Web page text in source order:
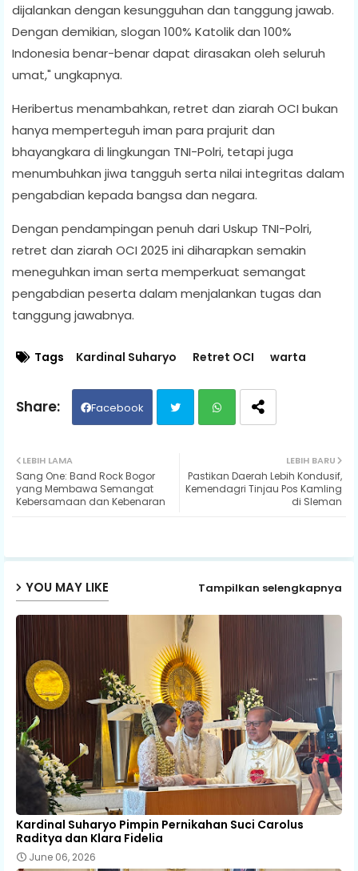
dijalankan dengan kesungguhan dan tanggung jawab.
Dengan demikian, slogan 100% Katolik dan 100%
Indonesia benar-benar dapat dirasakan oleh seluruh
umat," ungkapnya.
Heribertus menambahkan, retret dan ziarah OCI bukan
hanya memperteguh iman para prajurit dan
bhayangkara di lingkungan TNI-Polri, tetapi juga
menumbuhkan jiwa tangguh serta nilai integritas dalam
pengabdian kepada bangsa dan negara.
Dengan pendampingan penuh dari Uskup TNI-Polri,
retret dan ziarah OCI 2025 ini diharapkan semakin
meneguhkan iman serta memperkuat semangat
pengabdian peserta dalam menjalankan tugas dan
tanggung jawabnya.
Tags Kardinal Suharyo Retret OCI warta
Facebook
ats
LEBIH BARU
Pastikan Daerah Lebih Kondusif,
Kemendagri Tinjau Pos Kamling
di Sleman
LEBIH LAMA
Sang One: Band Rock Bogor
yang Membawa Semangat
Kebersamaan dan Kebenaran
YOU MAY LIKE Tampilkan selengkapnya
Kardinal Suharyo Pimpin Pernikahan Suci Carolus
Raditya dan Klara Fidelia
June 06, 2026